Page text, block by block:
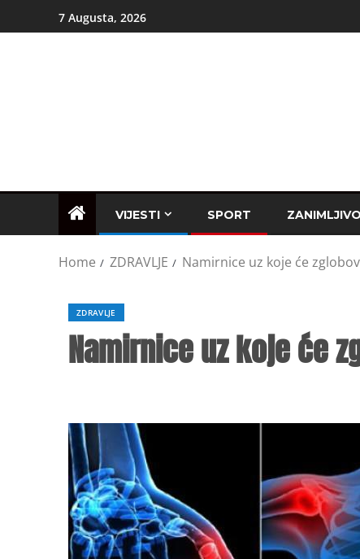
7 Augusta, 2026
VIJESTI SPORT
Home ZDRAVLJE Namirnice uz koje će
ZDRAVLJE
Namirnice uz koje će